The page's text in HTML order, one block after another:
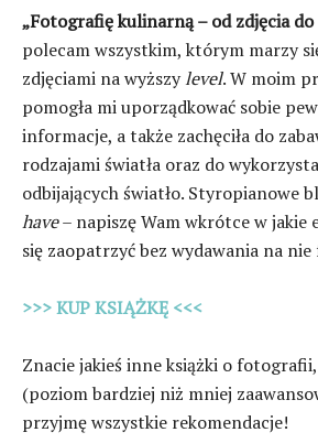
„Fotografię kulinarną – od zdjęcia do
polecam wszystkim, którym marzy
zdjęciami na wyższylevel. W moim
pomogła mi uporządkować sobie
informacje, a także zachęciła do
rodzajami światła oraz do
odbijających światło. Styropianowe
have– napiszę Wam wkrótce w jakie
się zaopatrzyć bez wydawania na
>>> KUP KSIĄŻKĘ <<<
Znacie jakieś inne książki o
(poziom bardziej niż mniej
przyjmę wszystkie rekomendacje!